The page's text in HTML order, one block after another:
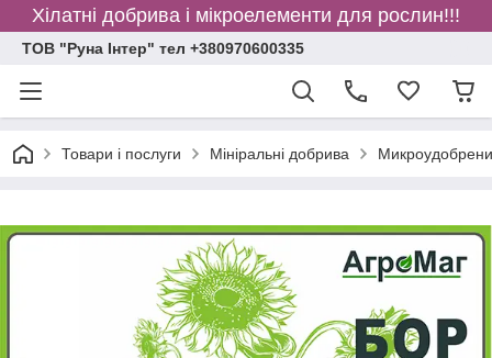
Хілатні добрива і мікроелементи для рослин!!!
ТОВ "Руна Інтер" тел +380970600335
Товари і послуги Мініральні добрива